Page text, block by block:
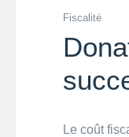
Fiscalité
Le coût